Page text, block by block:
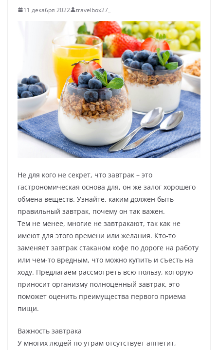
11 декабря 2022 travelbox27_
Не для кого не секрет, что завтрак – это
гастрономическая основа для, он же залог хорошего
обмена веществ. Узнайте, каким должен быть
правильный завтрак, почему он так важен.
Тем не менее, многие не завтракают, так как не
имеют для этого времени или желания. Кто-то
заменяет завтрак стаканом кофе по дороге на работу
или чем-то вредным, что можно купить и съесть на
ходу. Предлагаем рассмотреть всю пользу, которую
приносит организму полноценный завтрак, это
поможет оценить преимущества первого приема
пищи.
Важность завтрака
У многих людей по утрам отсутствует аппетит,